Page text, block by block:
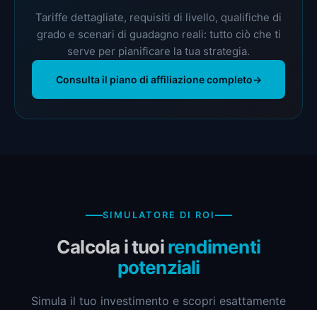
Tariffe dettagliate, requisiti di livello, qualifiche di
grado e scenari di guadagno reali: tutto ciò che ti
serve per pianificare la tua strategia.
Consulta il piano di affiliazione completo→
SIMULATORE DI ROI
Calcola i tuoirendimenti
potenziali
Simula il tuo investimento e scopri esattamente